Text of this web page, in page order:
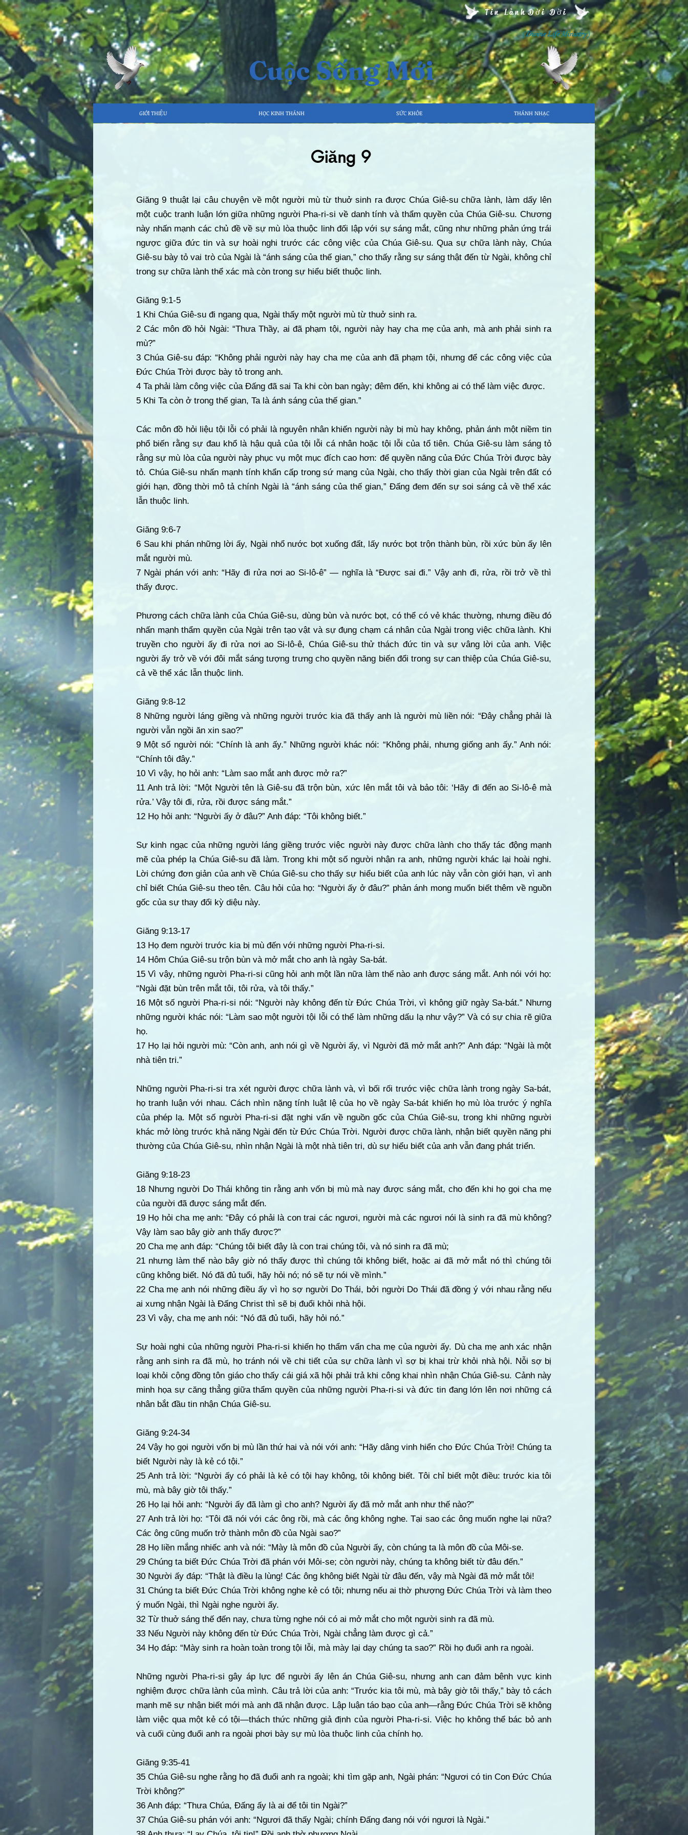
Tin Lành Đời Đời
( Divine Life Ministry )
Cuộc Sống Mới
GIỚI THIỆU HỌC KINH THÁNH SỨC KHỎE THÁNH NHẠC
Giăng 9
Giăng 9 thuật lại câu chuyện về một người mù từ thuở sinh ra được Chúa Giê-su chữa lành, làm dấy lên
một cuộc tranh luận lớn giữa những người Pha-ri-si về danh tính và thẩm quyền của Chúa Giê-su. Chương
này nhấn mạnh các chủ đề về sự mù lòa thuộc linh đối lập với sự sáng mắt, cũng như những phản ứng trái
ngược giữa đức tin và sự hoài nghi trước các công việc của Chúa Giê-su. Qua sự chữa lành này, Chúa
Giê-su bày tỏ vai trò của Ngài là “ánh sáng của thế gian,” cho thấy rằng sự sáng thật đến từ Ngài, không chỉ
trong sự chữa lành thể xác mà còn trong sự hiểu biết thuộc linh.
Giăng 9:1-5
1 Khi Chúa Giê-su đi ngang qua, Ngài thấy một người mù từ thuở sinh ra.
2 Các môn đồ hỏi Ngài: “Thưa Thầy, ai đã phạm tội, người này hay cha mẹ của anh, mà anh phải sinh ra
mù?”
3 Chúa Giê-su đáp: “Không phải người này hay cha mẹ của anh đã phạm tội, nhưng để các công việc của
Đức Chúa Trời được bày tỏ trong anh.
4 Ta phải làm công việc của Đấng đã sai Ta khi còn ban ngày; đêm đến, khi không ai có thể làm việc được.
5 Khi Ta còn ở trong thế gian, Ta là ánh sáng của thế gian.”
Các môn đồ hỏi liệu tội lỗi có phải là nguyên nhân khiến người này bị mù hay không, phản ánh một niềm tin
phổ biến rằng sự đau khổ là hậu quả của tội lỗi cá nhân hoặc tội lỗi của tổ tiên. Chúa Giê-su làm sáng tỏ
rằng sự mù lòa của người này phục vụ một mục đích cao hơn: để quyền năng của Đức Chúa Trời được bày
tỏ. Chúa Giê-su nhấn mạnh tính khẩn cấp trong sứ mạng của Ngài, cho thấy thời gian của Ngài trên đất có
giới hạn, đồng thời mô tả chính Ngài là “ánh sáng của thế gian,” Đấng đem đến sự soi sáng cả về thể xác
lẫn thuộc linh.
Giăng 9:6-7
6 Sau khi phán những lời ấy, Ngài nhổ nước bọt xuống đất, lấy nước bọt trộn thành bùn, rồi xức bùn ấy lên
mắt người mù.
7 Ngài phán với anh: “Hãy đi rửa nơi ao Si-lô-ê” — nghĩa là “Được sai đi.” Vậy anh đi, rửa, rồi trở về thì
thấy được.
Phương cách chữa lành của Chúa Giê-su, dùng bùn và nước bọt, có thể có vẻ khác thường, nhưng điều đó
nhấn mạnh thẩm quyền của Ngài trên tạo vật và sự đụng chạm cá nhân của Ngài trong việc chữa lành. Khi
truyền cho người ấy đi rửa nơi ao Si-lô-ê, Chúa Giê-su thử thách đức tin và sự vâng lời của anh. Việc
người ấy trở về với đôi mắt sáng tượng trưng cho quyền năng biến đổi trong sự can thiệp của Chúa Giê-su,
cả về thể xác lẫn thuộc linh.
Giăng 9:8-12
8 Những người láng giềng và những người trước kia đã thấy anh là người mù liền nói: “Đây chẳng phải là
người vẫn ngồi ăn xin sao?”
9 Một số người nói: “Chính là anh ấy.” Những người khác nói: “Không phải, nhưng giống anh ấy.” Anh nói:
“Chính tôi đây.”
10 Vì vậy, họ hỏi anh: “Làm sao mắt anh được mở ra?”
11 Anh trả lời: “Một Người tên là Giê-su đã trộn bùn, xức lên mắt tôi và bảo tôi: ‘Hãy đi đến ao Si-lô-ê mà
rửa.’ Vậy tôi đi, rửa, rồi được sáng mắt.”
12 Họ hỏi anh: “Người ấy ở đâu?” Anh đáp: “Tôi không biết.”
Sự kinh ngạc của những người láng giềng trước việc người này được chữa lành cho thấy tác động mạnh
mẽ của phép lạ Chúa Giê-su đã làm. Trong khi một số người nhận ra anh, những người khác lại hoài nghi.
Lời chứng đơn giản của anh về Chúa Giê-su cho thấy sự hiểu biết của anh lúc này vẫn còn giới hạn, vì anh
chỉ biết Chúa Giê-su theo tên. Câu hỏi của họ: “Người ấy ở đâu?” phản ánh mong muốn biết thêm về nguồn
gốc của sự thay đổi kỳ diệu này.
Giăng 9:13-17
13 Họ đem người trước kia bị mù đến với những người Pha-ri-si.
14 Hôm Chúa Giê-su trộn bùn và mở mắt cho anh là ngày Sa-bát.
15 Vì vậy, những người Pha-ri-si cũng hỏi anh một lần nữa làm thế nào anh được sáng mắt. Anh nói với họ:
“Ngài đặt bùn trên mắt tôi, tôi rửa, và tôi thấy.”
16 Một số người Pha-ri-si nói: “Người này không đến từ Đức Chúa Trời, vì không giữ ngày Sa-bát.” Nhưng
những người khác nói: “Làm sao một người tội lỗi có thể làm những dấu lạ như vậy?” Và có sự chia rẽ giữa
họ.
17 Họ lại hỏi người mù: “Còn anh, anh nói gì về Người ấy, vì Người đã mở mắt anh?” Anh đáp: “Ngài là một
nhà tiên tri.”
Những người Pha-ri-si tra xét người được chữa lành và, vì bối rối trước việc chữa lành trong ngày Sa-bát,
họ tranh luận với nhau. Cách nhìn nặng tính luật lệ của họ về ngày Sa-bát khiến họ mù lòa trước ý nghĩa
của phép lạ. Một số người Pha-ri-si đặt nghi vấn về nguồn gốc của Chúa Giê-su, trong khi những người
khác mở lòng trước khả năng Ngài đến từ Đức Chúa Trời. Người được chữa lành, nhận biết quyền năng phi
thường của Chúa Giê-su, nhìn nhận Ngài là một nhà tiên tri, dù sự hiểu biết của anh vẫn đang phát triển.
Giăng 9:18-23
18 Nhưng người Do Thái không tin rằng anh vốn bị mù mà nay được sáng mắt, cho đến khi họ gọi cha mẹ
của người đã được sáng mắt đến.
19 Họ hỏi cha mẹ anh: “Đây có phải là con trai các ngươi, người mà các ngươi nói là sinh ra đã mù không?
Vậy làm sao bây giờ anh thấy được?”
20 Cha mẹ anh đáp: “Chúng tôi biết đây là con trai chúng tôi, và nó sinh ra đã mù;
21 nhưng làm thế nào bây giờ nó thấy được thì chúng tôi không biết, hoặc ai đã mở mắt nó thì chúng tôi
cũng không biết. Nó đã đủ tuổi, hãy hỏi nó; nó sẽ tự nói về mình.”
22 Cha mẹ anh nói những điều ấy vì họ sợ người Do Thái, bởi người Do Thái đã đồng ý với nhau rằng nếu
ai xưng nhận Ngài là Đấng Christ thì sẽ bị đuổi khỏi nhà hội.
23 Vì vậy, cha mẹ anh nói: “Nó đã đủ tuổi, hãy hỏi nó.”
Sự hoài nghi của những người Pha-ri-si khiến họ thẩm vấn cha mẹ của người ấy. Dù cha mẹ anh xác nhận
rằng anh sinh ra đã mù, họ tránh nói về chi tiết của sự chữa lành vì sợ bị khai trừ khỏi nhà hội. Nỗi sợ bị
loại khỏi cộng đồng tôn giáo cho thấy cái giá xã hội phải trả khi công khai nhìn nhận Chúa Giê-su. Cảnh này
minh họa sự căng thẳng giữa thẩm quyền của những người Pha-ri-si và đức tin đang lớn lên nơi những cá
nhân bắt đầu tin nhận Chúa Giê-su.
Giăng 9:24-34
24 Vậy họ gọi người vốn bị mù lần thứ hai và nói với anh: “Hãy dâng vinh hiển cho Đức Chúa Trời! Chúng ta
biết Người này là kẻ có tội.”
25 Anh trả lời: “Người ấy có phải là kẻ có tội hay không, tôi không biết. Tôi chỉ biết một điều: trước kia tôi
mù, mà bây giờ tôi thấy.”
26 Họ lại hỏi anh: “Người ấy đã làm gì cho anh? Người ấy đã mở mắt anh như thế nào?”
27 Anh trả lời họ: “Tôi đã nói với các ông rồi, mà các ông không nghe. Tại sao các ông muốn nghe lại nữa?
Các ông cũng muốn trở thành môn đồ của Ngài sao?”
28 Họ liền mắng nhiếc anh và nói: “Mày là môn đồ của Người ấy, còn chúng ta là môn đồ của Môi-se.
29 Chúng ta biết Đức Chúa Trời đã phán với Môi-se; còn người này, chúng ta không biết từ đâu đến.”
30 Người ấy đáp: “Thật là điều lạ lùng! Các ông không biết Ngài từ đâu đến, vậy mà Ngài đã mở mắt tôi!
31 Chúng ta biết Đức Chúa Trời không nghe kẻ có tội; nhưng nếu ai thờ phượng Đức Chúa Trời và làm theo
ý muốn Ngài, thì Ngài nghe người ấy.
32 Từ thuở sáng thế đến nay, chưa từng nghe nói có ai mở mắt cho một người sinh ra đã mù.
33 Nếu Người này không đến từ Đức Chúa Trời, Ngài chẳng làm được gì cả.”
34 Họ đáp: “Mày sinh ra hoàn toàn trong tội lỗi, mà mày lại dạy chúng ta sao?” Rồi họ đuổi anh ra ngoài.
Những người Pha-ri-si gây áp lực để người ấy lên án Chúa Giê-su, nhưng anh can đảm bênh vực kinh
nghiệm được chữa lành của mình. Câu trả lời của anh: “Trước kia tôi mù, mà bây giờ tôi thấy,” bày tỏ cách
mạnh mẽ sự nhận biết mới mà anh đã nhận được. Lập luận táo bạo của anh—rằng Đức Chúa Trời sẽ không
làm việc qua một kẻ có tội—thách thức những giả định của người Pha-ri-si. Việc họ không thể bác bỏ anh
và cuối cùng đuổi anh ra ngoài phơi bày sự mù lòa thuộc linh của chính họ.
Giăng 9:35-41
35 Chúa Giê-su nghe rằng họ đã đuổi anh ra ngoài; khi tìm gặp anh, Ngài phán: “Ngươi có tin Con Đức Chúa
Trời không?”
36 Anh đáp: “Thưa Chúa, Đấng ấy là ai để tôi tin Ngài?”
37 Chúa Giê-su phán với anh: “Ngươi đã thấy Ngài; chính Đấng đang nói với ngươi là Ngài.”